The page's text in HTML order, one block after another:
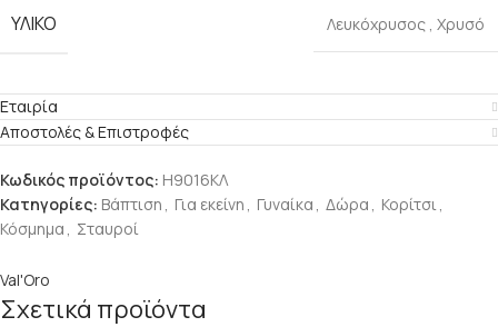
ΥΛΙΚΟ Λευκόχρυσος , Χρυσό
Εταιρία
Αποστολές & Επιστροφές
Κωδικός προϊόντος: H9016ΚΛ
Κατηγορίες: Βάπτιση , Για εκείνη , Γυναίκα , Δώρα , Κορίτσι,
Κόσμημα , Σταυροί
Val'Oro
Σχετικά προϊόντα